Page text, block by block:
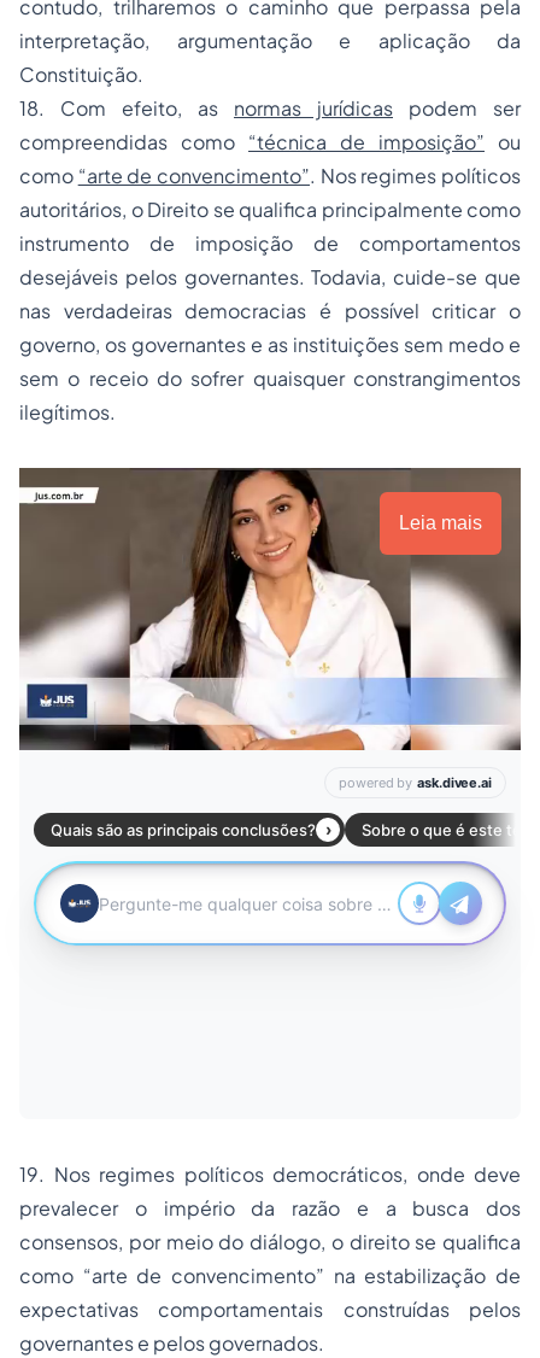
contudo, trilharemos o caminho que perpassa pela
interpretação, argumentação e aplicação da
Constituição.
18. Com efeito, as normas jurídicas podem ser
compreendidas como “técnica de imposição” ou
como “arte de convencimento”. Nos regimes políticos
autoritários, o Direito se qualifica principalmente como
instrumento de imposição de comportamentos
desejáveis pelos governantes. Todavia, cuide-se que
nas verdadeiras democracias é possível criticar o
governo, os governantes e as instituições sem medo e
sem o receio do sofrer quaisquer constrangimentos
ilegítimos.
Leia mais
19. Nos regimes políticos democráticos, onde deve
prevalecer o império da razão e a busca dos
consensos, por meio do diálogo, o direito se qualifica
como “arte de convencimento” na estabilização de
expectativas comportamentais construídas pelos
governantes e pelos governados.